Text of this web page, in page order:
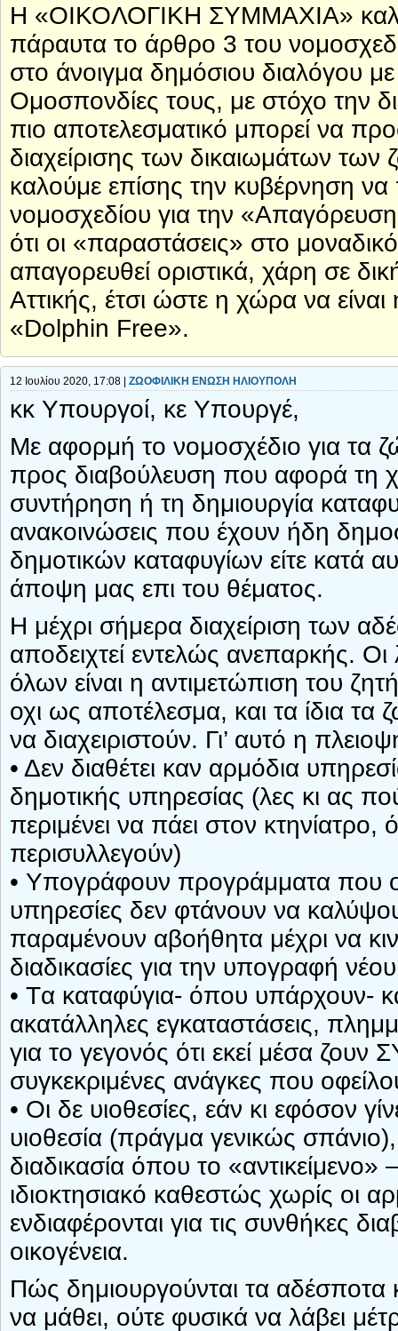
Η «ΟΙΚΟΛΟΓΙΚΗ ΣΥΜΜΑΧΙΑ»
πάραυτα τo άρθρo 3 του
στο άνοιγμα δημόσιου διαλόγου με
Ομοσπονδίες τους, με στόχο την
πιο αποτελεσματικό μπορεί να
διαχείρισης των δικαιωμάτων
καλούμε επίσης την κυβέρνηση
νομοσχεδίου για την
ότι οι «παραστάσεις» στο
απαγορευθεί οριστικά, χάρη σε
Αττικής, έτσι ώστε η χώρα να
«Dolphin Free».
12 Ιουλίου 2020, 17:08 | ΖΩΟΦΙΛΙΚΗ ΕΝΩΣΗ ΗΛΙΟΥΠΟΛΗ
κκ Υπουργοί, κε Υπουργέ,
Με αφορμή το νομοσχέδιο για τα
προς διαβούλευση που αφορά τη
συντήρηση ή τη δημιουργία
ανακοινώσεις που έχουν ήδη
δημοτικών καταφυγίων είτε κατά
άποψη μας επι του θέματος.
Η μέχρι σήμερα διαχείριση των
αποδειχτεί εντελώς ανεπαρκής. Οι
όλων είναι η αντιμετώπιση του
οχι ως αποτέλεσμα, και τα ίδια
να διαχειριστούν. Γι’ αυτό η
• Δεν διαθέτει καν αρμόδια
δημοτικής υπηρεσίας (λες κι ας
περιμένει να πάει στον
περισυλλεγούν)
• Υπογράφουν προγράμματα που οι
υπηρεσίες δεν φτάνουν να
παραμένουν αβοήθητα μέχρι να
διαδικασίες για την υπογραφή
• Tα καταφύγια- όπου υπάρχουν-
ακατάλληλες εγκαταστάσεις,
για το γεγονός ότι εκεί μέσα
συγκεκριμένες ανάγκες που
• Οι δε υιοθεσίες, εάν κι εφόσον
υιοθεσία (πράγμα γενικώς σπάνιο),
διαδικασία όπου το
ιδιοκτησιακό καθεστώς χωρίς οι
ενδιαφέρονται για τις συνθήκες
οικογένεια.
Πώς δημιουργούνται τα αδέσποτα
να μάθει, ούτε φυσικά να λάβει